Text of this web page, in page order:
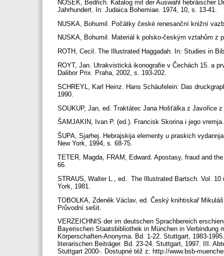
NOSEK, Bedřich. Katalog mit der Auswahl hebräischer
Jahrhundert. In: Judaica Bohemiae. 1974, 10, s. 13-41.
NUSKA, Bohumil. Počátky české renesanční knižní
NUSKA, Bohumil. Materiál k polsko-českým vztahům
ROTH, Cecil. The Illustrated Haggadah. In: Studies in
ROYT, Jan. Utrakvistická ikonografie v Čechách 15. a
Dalibor Prix. Praha, 2002, s. 193-202.
SCHREYL, Karl Heinz. Hans Schäufelein: Das
1990.
SOUKUP, Jan, ed. Traktátec Jana Hošťálka z Javořice
ŠAMJAKIN, Ivan P. (ed.). Francisk Skorina i jego
ŠUPA, Sjarhej. Hebrajskija elementy u praskich
New York, 1994, s. 68-75.
TETER, Magda, FRAM, Edward. Apostasy, fraud and
66.
STRAUS, Walter L., ed.. The Illustrated Bartsch. Vol.
York, 1981.
TOBOLKA, Zdeněk Václav, ed. Český knihtiskař
Průvodní sešit.
VERZEICHNIS der im deutschen Sprachbereich
Bayerischen Staatsbibliothek in München in
Körperschaften-Anonyma. Bd. 1-22. Stuttgart, 1983-
literarischen Beiträger. Bd. 23-24. Stuttgart, 1997. III.
Stuttgart 2000-. Dostupné též z: http://www.bsb-